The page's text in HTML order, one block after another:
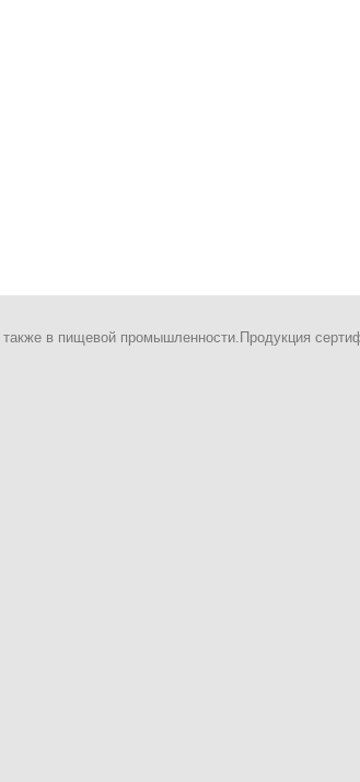
в пищевой промышленности.Продукция